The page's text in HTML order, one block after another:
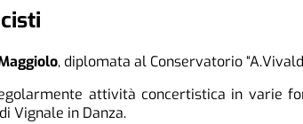
, diplomata al Conservatorio
attività concertistica in varie
Vignale in Danza.